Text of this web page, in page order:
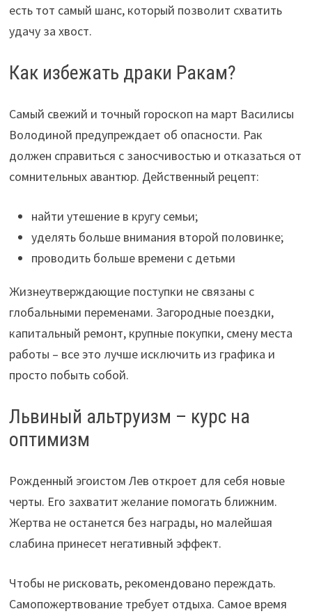
есть тот самый шанс, который позволит схватить
удачу за хвост.
Как избежать драки Ракам?
Самый свежий и точный гороскоп на март Василисы
Володиной предупреждает об опасности. Рак
должен справиться с заносчивостью и отказаться от
сомнительных авантюр. Действенный рецепт:
найти утешение в кругу семьи;
уделять больше внимания второй половинке;
проводить больше времени с детьми
Жизнеутверждающие поступки не связаны с
глобальными переменами. Загородные поездки,
капитальный ремонт, крупные покупки, смену места
работы – все это лучше исключить из графика и
просто побыть собой.
Львиный альтруизм – курс на
оптимизм
Рожденный эгоистом Лев откроет для себя новые
черты. Его захватит желание помогать ближним.
Жертва не останется без награды, но малейшая
слабина принесет негативный эффект.
Чтобы не рисковать, рекомендовано переждать.
Самопожертвование требует отдыха. Самое время